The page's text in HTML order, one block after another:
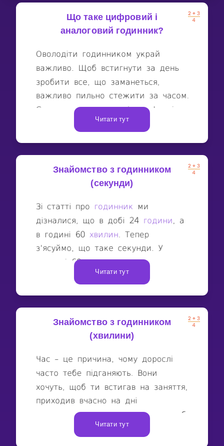
Що таке цифровий і
аналоговий годинник?
Читати тут
Знайомство з годинником
(секунди)
Читати тут
Знайомство з годинником
(хвилини)
Читати тут